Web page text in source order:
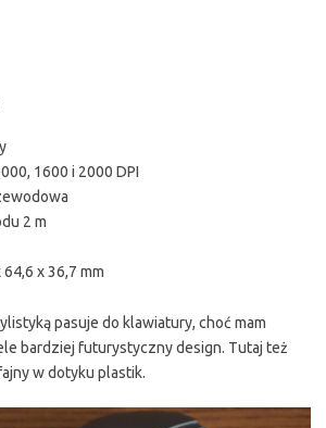
1600 i 2000 DPI
2 m
x 36,7 mm
pasuje do klawiatury, choć mam
bardziej futurystyczny design. Tutaj też
w dotyku plastik.